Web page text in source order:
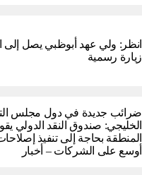
انظر: ولي عهد أبوظبي يصل إلى
زيارة رسمية
ضرائب جديدة في دول مجلس
الخليجي: صندوق النقد الدولي
المنطقة بحاجة إلى تنفيذ
أوسع على الشركات – أخبار